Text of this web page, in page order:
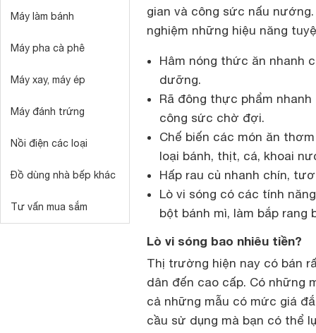
Máy làm bánh
Máy pha cà phê
Máy xay, máy ép
Máy đánh trứng
Nồi điện các loại
Đồ dùng nhà bếp khác
Tư vấn mua sắm
gian và công sức nấu
nghiệm những hiệu năng
Hâm nóng thức ăn nhanh
dưỡng.
Rã đông thực phẩm
công sức chờ đợi.
Chế biến các món ăn
loại bánh, thịt, cá, khoai
Hấp rau củ nhanh chín,
Lò vi sóng có các tính
bột bánh mì, làm bắp
Lò vi sóng bao nhiêu tiền?
Thị trường hiện nay có bán
dân đến cao cấp. Có những
cả những mẫu có mức giá
cầu sử dụng mà bạn có thể